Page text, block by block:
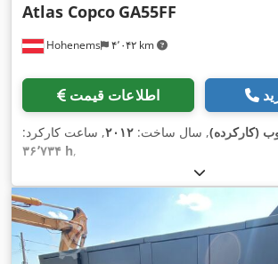
Hohenems ۴٬۰۴۲ km
Atlas Copco GA55FF
اطلاعات قیمت
(کارکرده), سال ساخت: ۲۰۱۲, ساعت کارکرد:
۳۶٬۷۳۴ h,